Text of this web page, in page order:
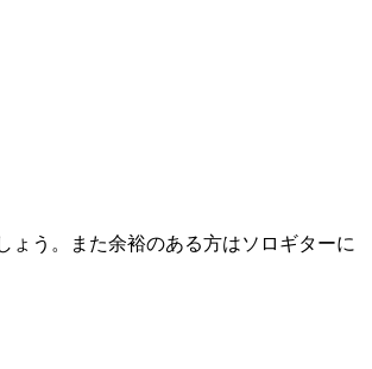
う。また余裕のある方はソロギターに